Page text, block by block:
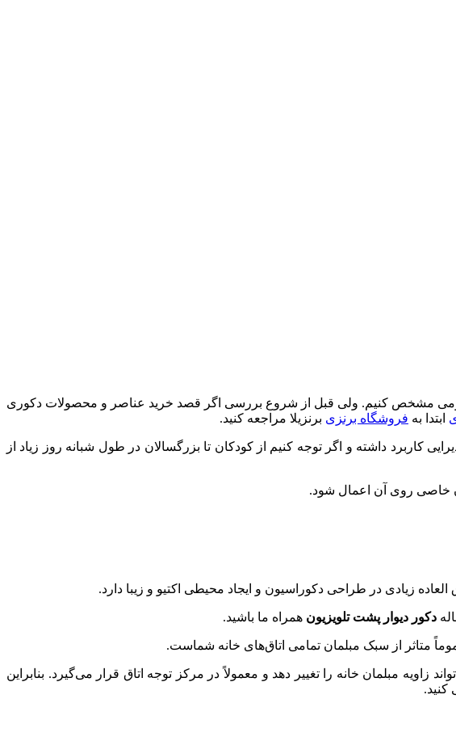
مشخص کنیم. ولی قبل از شروع بررسی اگر قصد خرید عناصر و محصولات دکوری
ابتدا به فروشگاه برنزی برنزیلا مراجعه کنید.
کاربرد داشته و اگر توجه کنیم از کودکان تا بزرگسالان در طول شبانه روز زیاد از
خاصی روی آن اعمال شود.
العاده زیادی در طراحی دکوراسیون و ایجاد محیطی اکتیو و زیبا دارد.
دکور دیوار پشت تلویزیون همراه ما باشید.
متاثر از سبک مبلمان تمامی اتاق‌های خانه شماست.
زاویه مبلمان خانه را تغییر دهد و معمولاً در مرکز توجه اتاق قرار می‌گیرد. بنابراین